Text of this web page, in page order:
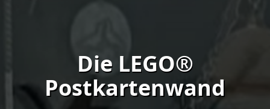
Die LEGO®
Postkartenwand